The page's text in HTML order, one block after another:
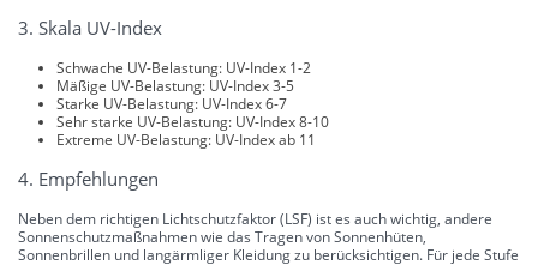
3. Skala UV-Index
Schwache UV-Belastung: UV-Index 1-2
Mäßige UV-Belastung: UV-Index 3-5
Starke UV-Belastung: UV-Index 6-7
Sehr starke UV-Belastung: UV-Index 8-10
Extreme UV-Belastung: UV-Index ab 11
4. Empfehlungen
Neben dem richtigen Lichtschutzfaktor (LSF) ist es auch wichtig, andere
Sonnenschutzmaßnahmen wie das Tragen von Sonnenhüten,
Sonnenbrillen und langärmliger Kleidung zu berücksichtigen. Für jede Stufe